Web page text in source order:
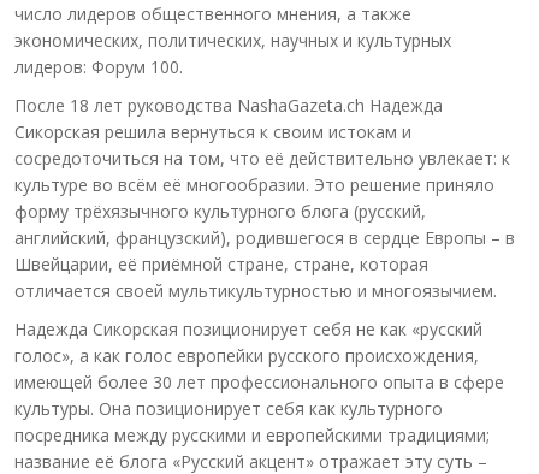
число лидеров общественного мнения, а также
экономических, политических, научных и культурных
лидеров: Форум 100.
После 18 лет руководства NashaGazeta.ch Надежда
Сикорская решила вернуться к своим истокам и
сосредоточиться на том, что её действительно увлекает: к
культуре во всём её многообразии. Это решение приняло
форму трёхязычного культурного блога (русский,
английский, французский), родившегося в сердце Европы – в
Швейцарии, её приёмной стране, стране, которая
отличается своей мультикультурностью и многоязычием.
Надежда Сикорская позиционирует себя не как «русский
голос», а как голос европейки русского происхождения,
имеющей более 30 лет профессионального опыта в сфере
культуры. Она позиционирует себя как культурного
посредника между русскими и европейскими традициями;
название её блога «Русский акцент» отражает эту суть –